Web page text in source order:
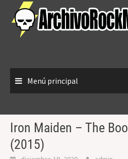
Saltar
contenido
Menú principal
Iron Maiden – The
(2015)